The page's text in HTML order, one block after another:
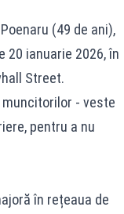
(49 de ani),
20 ianuarie 2026, în
Street.
- veste
pentru a nu
în rețeaua de